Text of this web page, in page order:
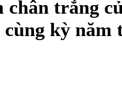
chân trắng
kỳ năm